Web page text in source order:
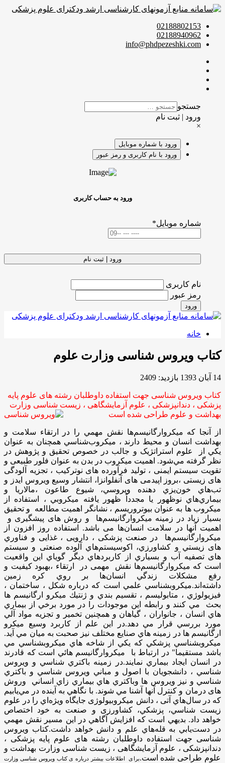
02188802153
02188940962
info@phdpezeshki.com
جستجو
ورود | ثبت نام
×
ورود با شماره موبایل
ورود با نام کاربری و رمز عبور
ورود به حساب کاربری
شماره موبایل*
ورود | ثبت نام
نام کاربری
رمز عبور
ورود
خانه
کتاب ویروس شناسی وزارت علوم
14 آبان 1393 بازدید: 2409
کتاب ویروس شناسی جهت استفاده داوطلبان رشته های علوم پایه
پزشکی ، دندانپزشکی ، علوم آزمایشگاهی ، زیست شناسی وزارت
بهداشت و علوم طراحی شده است
از آنجا که ميکروارگانيسم‌ها نقش مهمي را در ارتقاء سلامت و
بهداشت انسان و محیط دارند ، ميکروب‌شناسي همچنان به عنوان
يکي از علوم استراتژیک و جالب در خصوص تحقیق و پژوهش در
نظر گرفته مي‌شود. اهمیت میکروب در بدن به عنوان فلور طبیعی و
تقویت سیستم ایمنی ، تولید فرآورده های نوترکیب ، تجزیه آلودگی
های زیستی ،بروز اپیدمی های آنفلوانزا، انتشار وسیع ويروس ايدز و
تب‌هاي خون‌يزي دهنده ويروسي، شیوع طاعون ،مالاريا و
بيماري‌هاي نوظهور يا مجدداً ظهور يافته ميکروبي ، استفاده از
میکروب ها به عنوان بیوتروریسم ، نشانگر اهميت مطالعه و تحقیق
بسيار زياد در زمینه ميکروارگانيسم‌ها و روش های پیشگیری و
اهمیت آنها در سلامت انسان‌ها می باشد. استفاده روز افزون از
ميکروارگانيسم‌ها در صنعت پزشکی ، دارویی ، غذایی و فناوري
های زيستي و کشاورزي، اکوسيستم‌هاي آلوده صنعتی و سیستم
های تصفیه آب و بسياري از کاربردهاي ديگر گوياي اين واقعيت
است که ميکروارگانيسم‌ها نقش مهمی در ارتقاء ،بهبود کيفيت و
رفع مشکلات زندگي انسان‌ها بر روي کره زمین
داشته‌اند.ميكروبشناسي علمي است كه درباره شكل ، ساختمان ،
فيزيولوژي ، متابوليسم ، تقسيم بندي و ژنتيك ميكرو ارگانيسم ها
بحث مي كنند و رابطه اين موجودات را در مورد برخي از بيماري
هاي انسان ، جانواران ، گياهان و همچنين تخمير و تجزيه مواد آلي
مورد بررسي قرار مي دهد.در اين علم از كاربرد وسيع ميكرو
ارگانيسم ها در زمينه هاي صنايع مختلف نيز صحبت به ميان مي آيد.
ميكروبشناسي پزشكي كه يكي از شاخه هاي ميكروبشناسي مي
باشد مستقيما" در ارتباط با میکروارگانيسم هائي است كه قادرند
در انسان ايجاد بيماري نمايند.در زمينه باكتري شناسي و ويروس
شناسي ، دانشجويان با اصول و مباني ويروس شناسي و باكتري
شناسي و نيز ويروس ها وباكتري هاي بيماري زاي انساني وروش
های درمان و کنترل آنها آشنا مي شوند. با نگاهي به آينده در مي‌يابيم
که در سال‌هاي آتی ، دانش ميکروبیولوژی جايگاه ويژه‌اي را در علوم
زيست شناسي، پزشکي، کشاورزی و صنعت به خود اختصاص
خواهد داد. بديهي است که افزايش آگاهي در اين مسير نقش مهمي
در دست‌يابي به قله‌هاي علم و دانش خواهد داشت.کتاب ویروس
شناسی جهت استفاده داوطلبان رشته های علوم پایه پزشکی ،
دندانپزشکی ، علوم آزمایشگاهی ، زیست شناسی وزارت بهداشت و
علوم طراحی شده است.برای اطلاعات بیشتر درباره ی کتاب ویروس شناسی وزارت